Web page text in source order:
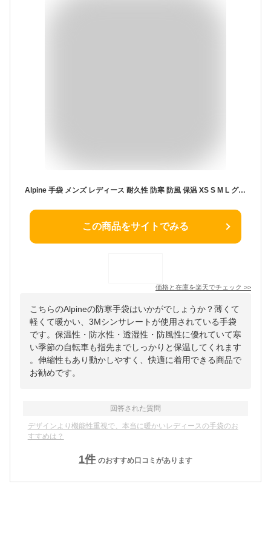
Alpine 手袋 メンズ レディース 耐久性 防寒 防風 保温 XS S M L グローブ バイク 暖かい 防寒 ツーリング 雪山 スキー スノボー 登山 キャンプ アウトドア スポーツ 正規品
この商品をサイトでみる
価格と在庫を楽天でチェック >>
こちらのAlpineの防寒手袋はいかがでしょうか？薄くて
軽くて暖かい、3Mシンサレートが使用されている手袋
です。保温性・防水性・透湿性・防風性に優れていて寒
い季節の自転車も指先までしっかりと保温してくれます
。伸縮性もあり動かしやすく、快適に着用できる商品で
お勧めです。
回答された質問
デザインより機能性重視で、本当に暖かいレディースの手袋のお
すすめは？
1件 のおすすめ口コミがあります